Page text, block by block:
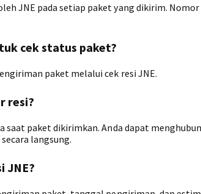
JNE pada setiap paket yang dikirim.
cek status paket?
paket melalui cek resi JNE.
resi?
saat paket dikirimkan. Anda dapat
langsung.
JNE?